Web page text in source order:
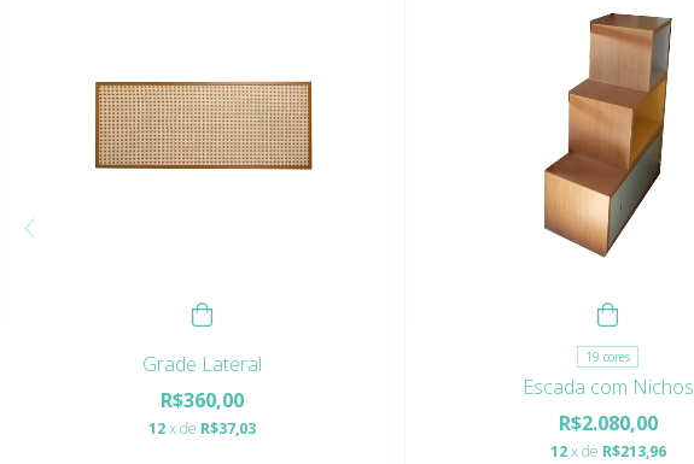
Grade Lateral
R$360,00
12x de R$37,03
19 cores
Escada com Nichos
R$2.080,00
12 x de R$213,96